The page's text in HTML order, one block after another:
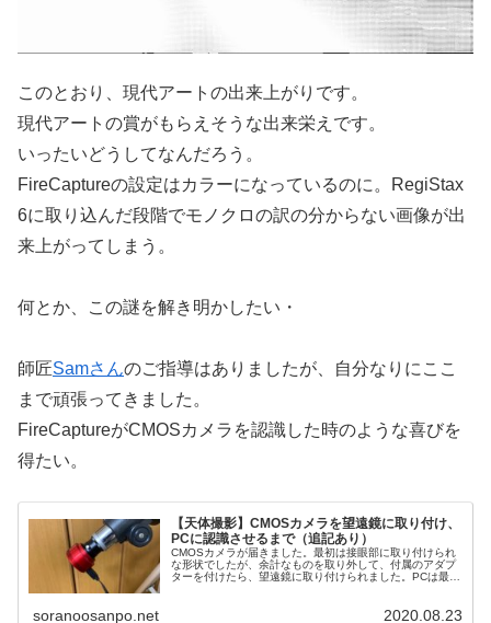
このとおり、現代アートの出来上がりです。
現代アートの賞がもらえそうな出来栄えです。
いったいどうしてなんだろう。
FireCaptureの設定はカラーになっているのに。RegiStax
6に取り込んだ段階でモノクロの訳の分からない画像が出
来上がってしまう。
何とか、この謎を解き明かしたい・
師匠Samさんのご指導はありましたが、自分なりにここ
まで頑張ってきました。
FireCaptureがCMOSカメラを認識した時のような喜びを
得たい。
【天体撮影】CMOSカメラを望遠鏡に取り付け、
PCに認識させるまで（追記あり）
CMOSカメラが届きました。最初は接眼部に取り付けられ
な形状でしたが、余計なものを取り外して、付属のアダプ
ターを付けたら、望遠鏡に取り付けられました。PCは最初
soranoosanpo.net 2020.08.23